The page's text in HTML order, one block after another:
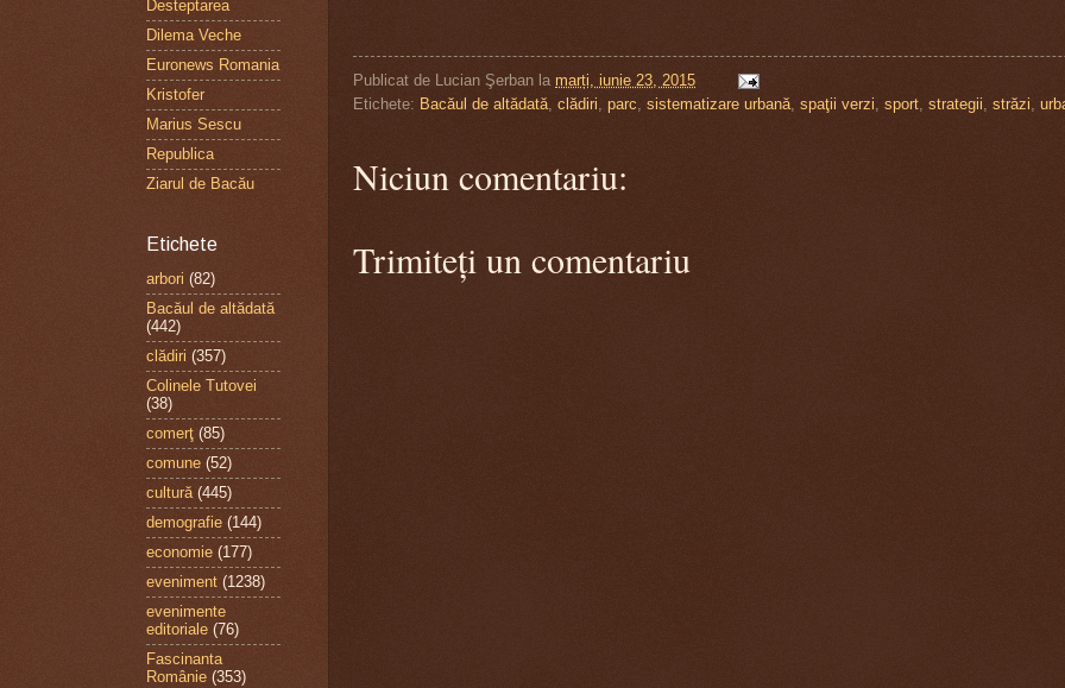
Publicat de Lucian Şerban la marți, iunie 23, 2015
Etichete: Bacăul de altădată clădiri parc sistematizare urbană spaţii verzi sport strategii străzi
Niciun comentariu:
Trimiteți un comentariu
Desteptarea
Dilema Veche
Euronews Romania
Kristofer
Marius Sescu
Republica
Ziarul de Bacău
Etichete
arbori (82)
Bacăul de altădată
(442)
clădiri (357)
Colinele Tutovei
(38)
comerţ (85)
comune (52)
cultură (445)
demografie (144)
economie (177)
eveniment (1238)
evenimente
editoriale (76)
Fascinanta
Românie (353)